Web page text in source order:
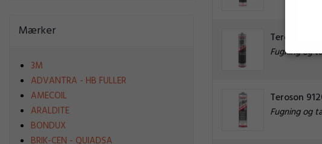
Mærker
3M
ADVANTRA - HB FULLER
AMECOIL
ARALDITE
BONDUX
BRIK-CEN - QUIADSA
Teroson 650
Fugning og
Teroson
Fugning og